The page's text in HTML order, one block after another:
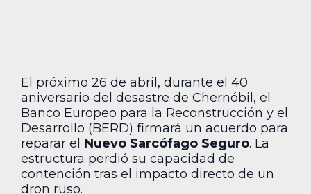
El próximo 26 de abril, durante el 40
aniversario del desastre de Chernóbil, el
Banco Europeo para la Reconstrucción y el
Desarrollo (BERD) firmará un acuerdo para
reparar el Nuevo Sarcófago Seguro. La
estructura perdió su capacidad de
contención tras el impacto directo de un
dron ruso.